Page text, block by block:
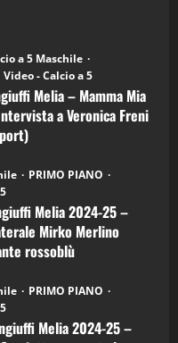
a 5 Maschile
Video - Calcio a 5
Melia – Mamma Mia
a Veronica Freni
PRIMO PIANO
Melia 2024-25 –
Mirko Merlino
rossoblù
PRIMO PIANO
Melia 2024-25 –
Podcast
Podcast: 28^ Puntata
2026)
Podcast: 27^ Puntata
2026)
Podcast: 26^ Puntata
2026)